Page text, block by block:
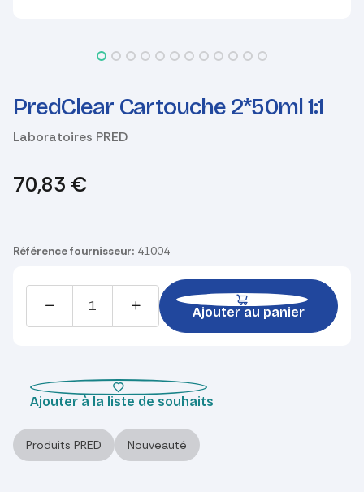
PredClear Cartouche 2*50ml 1:1
Laboratoires PRED
70,83 €
Référence fournisseur: 41004
Ajouter au panier
Ajouter à la liste de souhaits
Produits PRED Nouveauté